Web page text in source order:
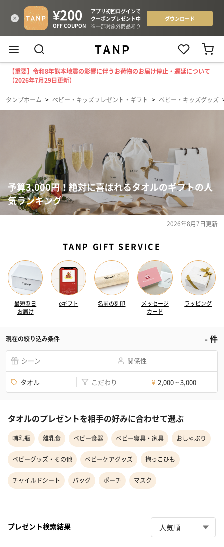
【重要】令和8年熊本地震の影響に伴うお荷物のお届け停止・遅延について
（2026年7月29日更新）
タンプホーム > ベビー・キッズプレゼント・ギフト > ベビー・キッズグッズ
予算3,000円！絶対に喜ばれるタオルのギフトの人
気ランキング
2026年8月7日更新
TANP GIFT SERVICE
最短翌日
お届け
eギフト 名前の刻印
メッセージ
カード
ラッピング
現在の絞り込み条件 -件
シーン 関係性
タオル こだわり ¥ 2,000 ~ 3,000
タオルのプレゼントを相手の好みに合わせて選ぶ
哺乳瓶 離乳食 ベビー食器 ベビー寝具・家具 おしゃぶり
ベビーグッズ・その他 ベビーケアグッズ 抱っこひも
チャイルドシート バッグ ポーチ マスク
プレゼント検索結果